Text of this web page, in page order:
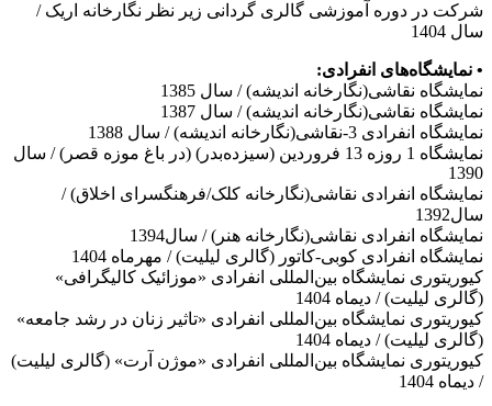
شرکت در دوره آموزشی گالری گردانی زیر نظر نگارخانه اریک /
سال 1404
• نمایشگاه‌های انفرادی:
نمایشگاه نقاشی(نگارخانه اندیشه) / سال 1385
نمایشگاه نقاشی(نگارخانه اندیشه) / سال 1387
نمایشگاه انفرادی 3-نقاشی(نگارخانه اندیشه) / سال 1388
نمایشگاه 1 روزه 13 فروردین (سیزده‌بدر) (در باغ موزه قصر) / سال
1390
نمایشگاه انفرادی نقاشی(نگارخانه کلک/فرهنگسرای اخلاق) /
سال1392
نمایشگاه انفرادی نقاشی(نگارخانه هنر) / سال1394
نمایشگاه انفرادی کوبی-کاتور (گالری لیلیت) / مهرماه 1404
کیوریتوری نمایشگاه بین‌المللی انفرادی «موزائیک کالیگرافی»
(گالری لیلیت) / دیماه 1404
کیوریتوری نمایشگاه بین‌المللی انفرادی «تاثیر زنان در رشد جامعه»
(گالری لیلیت) / دیماه 1404
کیوریتوری نمایشگاه بین‌المللی انفرادی «موژن آرت» (گالری لیلیت)
/ دیماه 1404